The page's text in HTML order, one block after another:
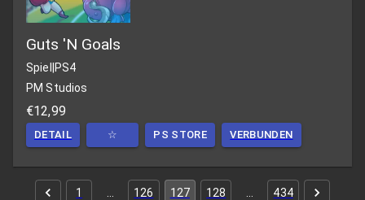
Guts 'N Goals
Spiel
PS4
PM Studios
€12,99
DETAIL ☆ PS STORE VERBUNDEN
1 126 127 128 434